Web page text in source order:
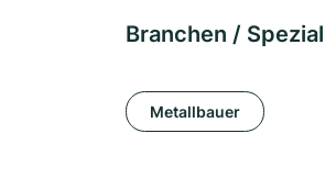
Branchen /
Metallbauer